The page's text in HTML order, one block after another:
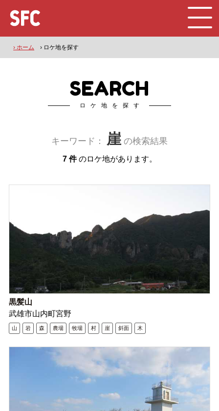
› ホーム › ロケ地を探す
SEARCH
ロケ地を探す
キーワード： 崖 の検索結果
7 件のロケ地があります。
黒髪山
武雄市山内町宮野
山 岩 森 農場 牧場 村 崖 斜面 木